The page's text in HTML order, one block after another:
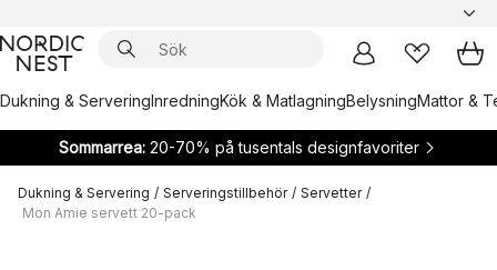
Dukning & ServeringInredningKök & MatlagningBelysningMattor &
Sommarrea:20-70% på tusentals designfavoriter
Dukning & Servering / Serveringstillbehör / Servetter /
Mon Amie servett 20-pack